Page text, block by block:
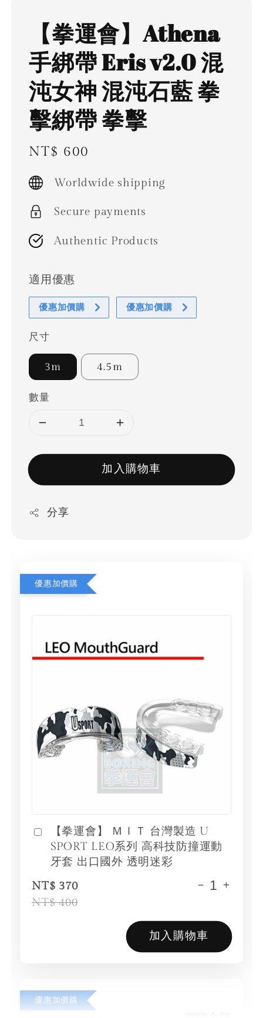
【拳運會】Athena
手綁帶 Eris v2.0 混
沌女神 混沌石藍 拳
擊綁帶 拳擊
Regular
price
NT$ 600
Worldwide shipping
Secure payments
Authentic Products
適用優惠
優惠加價購 優惠加價購
尺寸
3m 4.5m
數量
加入購物車
分享
優惠加價購
【拳運會】 ＭＩＴ 台灣製造 U
SPORT LEO系列 高科技防撞運動
牙套 出口國外 透明迷彩
NT$ 370
NT$ 400
- +
加入購物車
優惠加價購